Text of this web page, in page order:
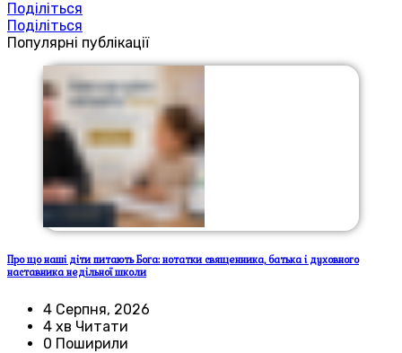
Поділіться
Поділіться
Популярні публікації
Про що наші діти питають Бога: нотатки священника, батька і духовного
наставника недільної школи
4 Серпня, 2026
4 хв Читати
0 Поширили